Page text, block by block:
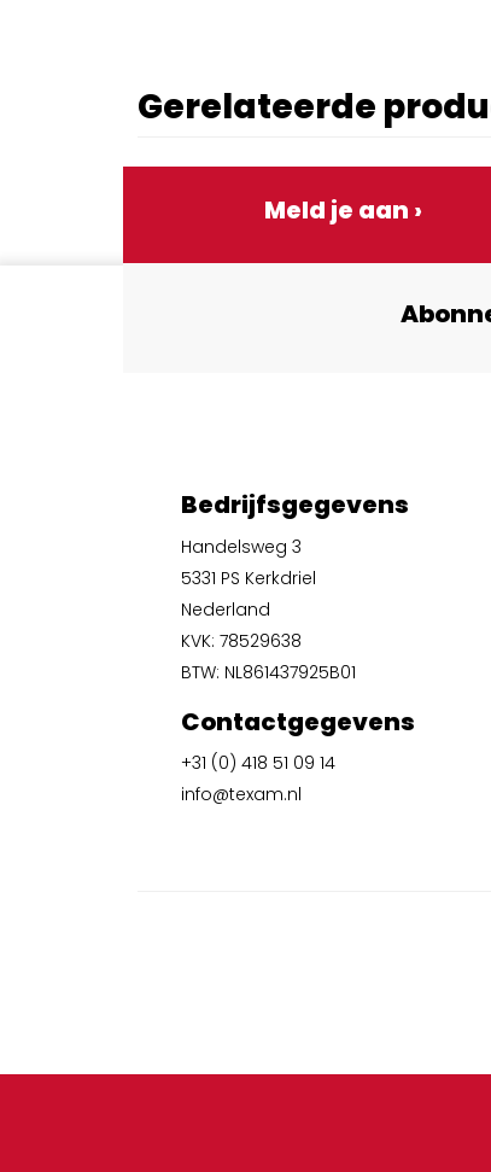
Gerelateerde
Meld je aan ›
Bedrijfsgegevens
Handelsweg 3
5331 PS Kerkdriel
Nederland
KVK: 78529638
BTW: NL861437925B01
Contactgegevens
+31 (0) 418 51 09 14
info@texam.nl